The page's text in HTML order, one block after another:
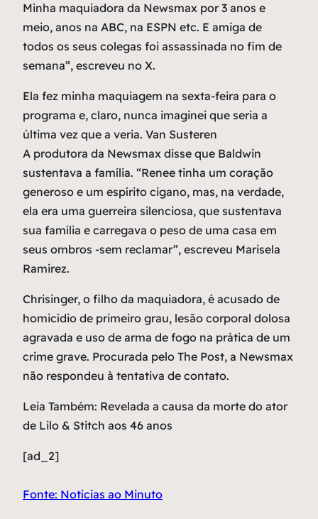
Minha maquiadora da Newsmax por 3 anos e
meio, anos na ABC, na ESPN etc. E amiga de
todos os seus colegas foi assassinada no fim de
semana”, escreveu no X.
Ela fez minha maquiagem na sexta-feira para o
programa e, claro, nunca imaginei que seria a
última vez que a veria. Van Susteren
A produtora da Newsmax disse que Baldwin
sustentava a família. “Renee tinha um coração
generoso e um espírito cigano, mas, na verdade,
ela era uma guerreira silenciosa, que sustentava
sua família e carregava o peso de uma casa em
seus ombros -sem reclamar”, escreveu Marisela
Ramirez.
Chrisinger, o filho da maquiadora, é acusado de
homicídio de primeiro grau, lesão corporal dolosa
agravada e uso de arma de fogo na prática de um
crime grave. Procurada pelo The Post, a Newsmax
não respondeu à tentativa de contato.
Leia Também: Revelada a causa da morte do ator
de Lilo & Stitch aos 46 anos
[ad_2]
Fonte: Notícias ao Minuto